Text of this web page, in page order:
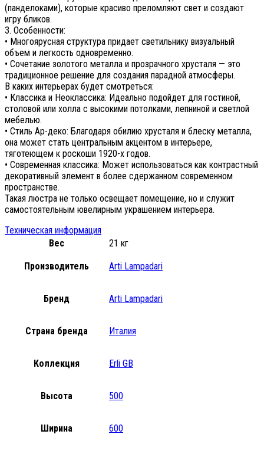
(панделоками), которые красиво преломляют свет и создают
игру бликов.
3. Особенности:
• Многоярусная структура придает светильнику визуальный
объем и легкость одновременно.
• Сочетание золотого металла и прозрачного хрусталя — это
традиционное решение для создания парадной атмосферы.
В каких интерьерах будет смотреться:
• Классика и Неоклассика: Идеально подойдет для гостиной,
столовой или холла с высокими потолками, лепниной и светлой
мебелью.
• Стиль Ар-деко: Благодаря обилию хрусталя и блеску металла,
она может стать центральным акцентом в интерьере,
тяготеющем к роскоши 1920-х годов.
• Современная классика: Может использоваться как контрастный
декоративный элемент в более сдержанном современном
пространстве.
Такая люстра не только освещает помещение, но и служит
самостоятельным ювелирным украшением интерьера.
Техническая информация
Вес
21 кг
Производитель Arti Lampadari
Бренд Arti Lampadari
Страна бренда Италия
Коллекция Erli GB
Высота 500
Ширина 600